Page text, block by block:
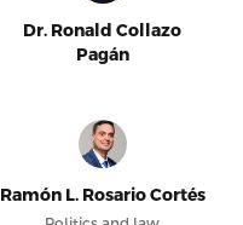
Dr. Ronald Collazo
Pagán
Ramón L. Rosario Cortés